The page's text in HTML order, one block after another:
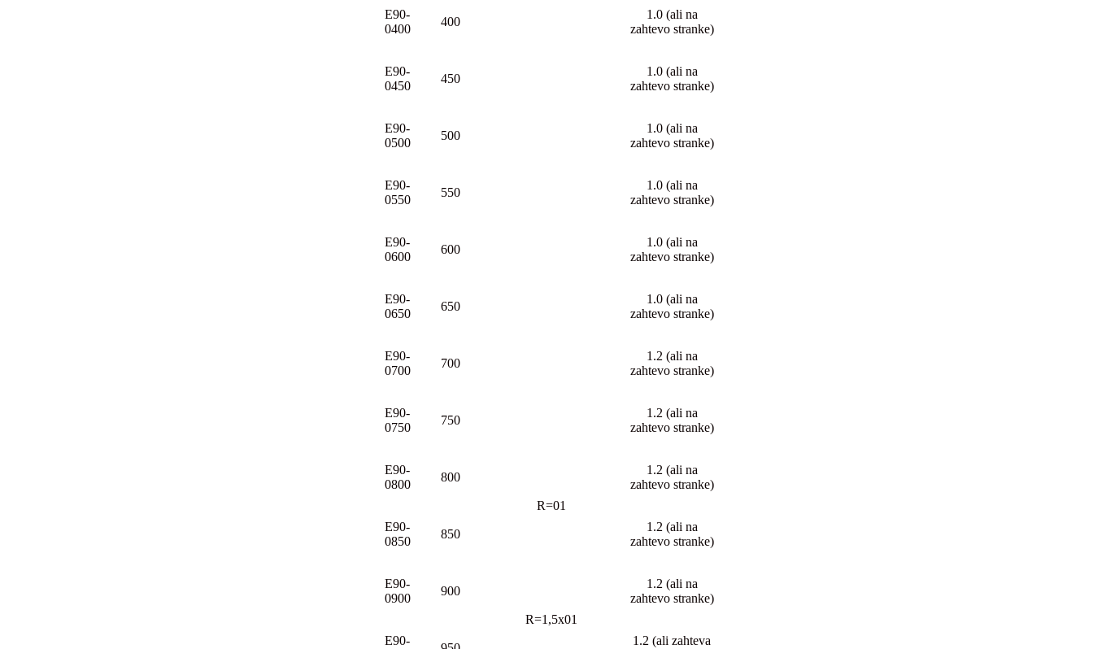
E90-
0400
400
1.0 (ali na
zahtevo stranke)
E90-
0450
450
1.0 (ali na
zahtevo stranke)
E90-
0500
500
1.0 (ali na
zahtevo stranke)
E90-
0550
550
1.0 (ali na
zahtevo stranke)
E90-
0600
600
1.0 (ali na
zahtevo stranke)
E90-
0650
650
1.0 (ali na
zahtevo stranke)
E90-
0700
700
1.2 (ali na
zahtevo stranke)
E90-
0750
750
1.2 (ali na
zahtevo stranke)
E90-
0800
800
R=01
1.2 (ali na
zahtevo stranke)
E90-
0850
850
1.2 (ali na
zahtevo stranke)
E90-
0900
900
R=1,5x01
1.2 (ali na
zahtevo stranke)
E90-
1.2 (ali zahteva